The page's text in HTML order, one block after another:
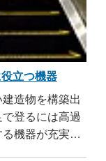
立つ機器
造物を構築出
登るには高過
機器が充実し